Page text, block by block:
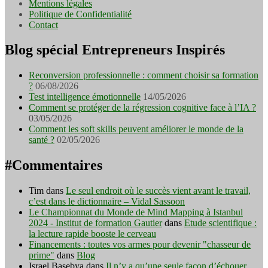
Mentions légales
Politique de Confidentialité
Contact
Blog spécial Entrepreneurs Inspirés
Reconversion professionnelle : comment choisir sa formation
? 06/08/2026
Test intelligence émotionnelle 14/05/2026
Comment se protéger de la régression cognitive face à l’IA ?
03/05/2026
Comment les soft skills peuvent améliorer le monde de la
santé ? 02/05/2026
#Commentaires
Tim dans Le seul endroit où le succès vient avant le travail,
c’est dans le dictionnaire – Vidal Sassoon
Le Championnat du Monde de Mind Mapping à Istanbul
2024 - Institut de formation Gautierdans Etude scientifique :
la lecture rapide booste le cerveau
Financements : toutes vos armes pour devenir "chasseur de
prime" dans Blog